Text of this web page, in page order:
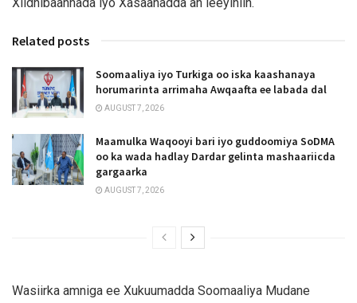
Related posts
Soomaaliya iyo Turkiga oo iska kaashanaya
horumarinta arrimaha Awqaafta ee labada dal
AUGUST 7, 2026
Maamulka Waqooyi bari iyo guddoomiya SoDMA
oo ka wada hadlay Dardar gelinta mashaariicda
gargaarka
AUGUST 7, 2026
Wasiirka amniga ee Xukuumadda Soomaaliya Mudane